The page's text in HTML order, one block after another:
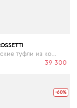
Классические туфли из кожи
39 300
-60%